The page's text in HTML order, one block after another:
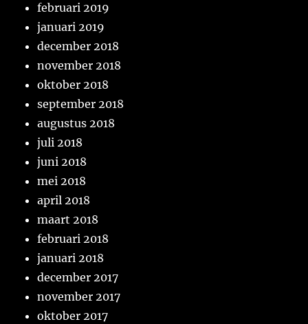
februari 2019
januari 2019
december 2018
november 2018
oktober 2018
september 2018
augustus 2018
juli 2018
juni 2018
mei 2018
april 2018
maart 2018
februari 2018
januari 2018
december 2017
november 2017
oktober 2017